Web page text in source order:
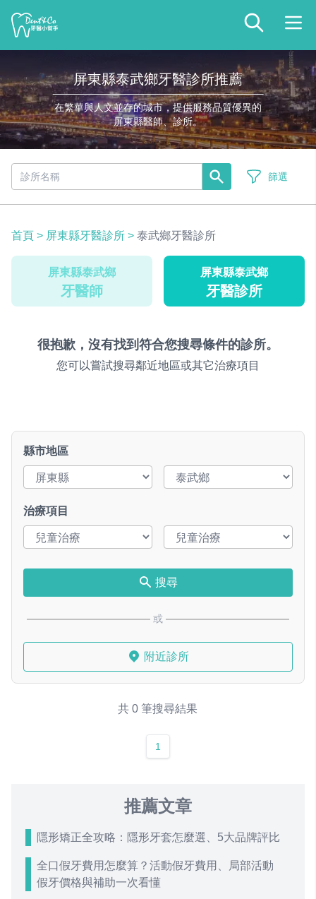
屏東縣泰武鄉牙醫診所推薦
在繁華與人文並存的城市，提供服務品質優異的
屏東縣醫師、診所。
篩選
首頁 > 屏東縣牙醫診所 > 泰武鄉牙醫診所
屏東縣泰武鄉
牙醫師
屏東縣泰武鄉
牙醫診所
很抱歉，沒有找到符合您搜尋條件的診所。
您可以嘗試搜尋鄰近地區或其它治療項目
縣市地區
治療項目
搜尋
或
附近診所
共 0 筆搜尋結果
1
推薦文章
隱形矯正全攻略：隱形牙套怎麼選、5大品牌評比
全口假牙費用怎麼算？活動假牙費用、局部活動
假牙價格與補助一次看懂